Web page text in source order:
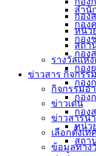
กอง
หน่ว
สถา
รางวัลแห่
ข่าวสาร กิจกรร
กิจกรรมอ่
ข่าวเด่น
ข่าวสารน่
เลือกตั้งเท
ข้อมูลทาง
สำนั
กอง
กอง
กอง
กอง
กอง
กอง
กอง
หน่ว
สถา
ม.3 ต.เสม็ด
อ.เมือง จ.ชลบุรี
038-
142-100-104
บริการ